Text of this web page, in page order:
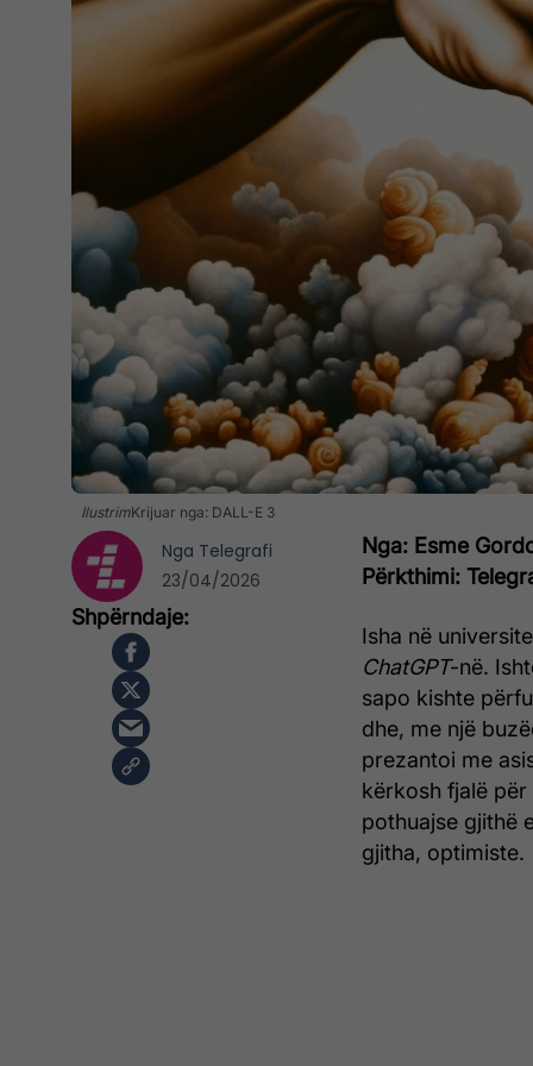
IlustrimKrijuar nga: DALL-E 3
Nga: Esme
Përkthimi:
Isha në
ChatGPT-në.
sapo kishte
dhe, me një
prezantoi me
kërkosh fjalë
pothuajse gjithë
gjitha, optimiste.
Nga Telegrafi
23/04/2026